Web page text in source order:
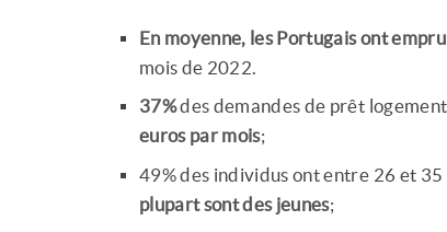
En moyenne, les Portugais ont
mois de 2022.
37%des demandes de prêt
euros par mois;
49% des individus ont entre 26 et
plupart sont des jeunes;